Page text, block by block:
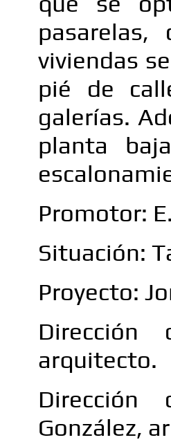
viviendas
pié de
galerías.
planta
Promotor:
Situación:
Proyecto:
arquitecto.
Dirección
González,